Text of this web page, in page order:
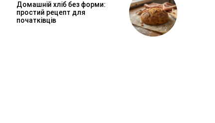
Домашній хліб без форми:
простий рецепт для
початківців